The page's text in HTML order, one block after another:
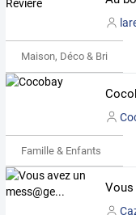
Maison, Déco & Bricolage
Famille & Enfants